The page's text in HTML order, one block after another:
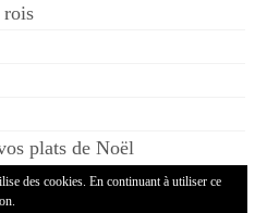
rois
plats de Noël
des cookies. En continuant à utiliser ce